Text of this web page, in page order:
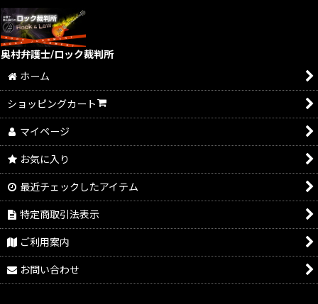
奥村弁護士/ロック裁判所
ホーム
ショッピングカート
マイページ
お気に入り
最近チェックしたアイテム
特定商取引法表示
ご利用案内
お問い合わせ